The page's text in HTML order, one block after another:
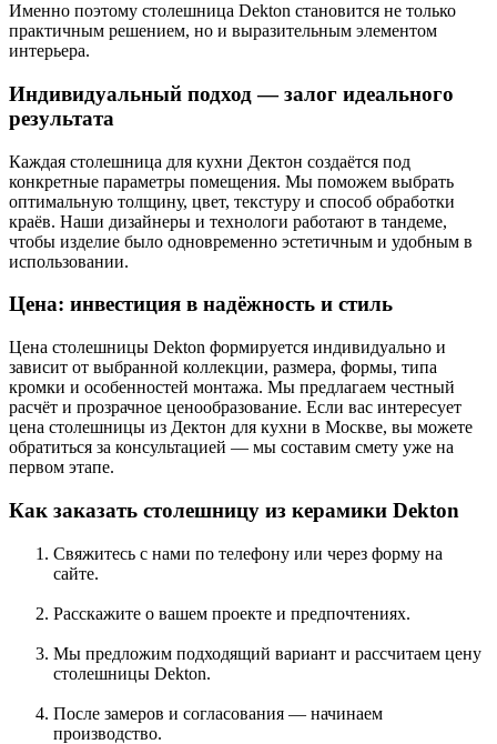
Именно поэтому столешница Dekton становится не только
практичным решением, но и выразительным элементом
интерьера.
Индивидуальный подход — залог идеального
результата
Каждая столешница для кухни Дектон создаётся под
конкретные параметры помещения. Мы поможем выбрать
оптимальную толщину, цвет, текстуру и способ обработки
краёв. Наши дизайнеры и технологи работают в тандеме,
чтобы изделие было одновременно эстетичным и удобным в
использовании.
Цена: инвестиция в надёжность и стиль
Цена столешницы Dekton формируется индивидуально и
зависит от выбранной коллекции, размера, формы, типа
кромки и особенностей монтажа. Мы предлагаем честный
расчёт и прозрачное ценообразование. Если вас интересует
цена столешницы из Дектон для кухни в Москве, вы можете
обратиться за консультацией — мы составим смету уже на
первом этапе.
Как заказать столешницу из керамики Dekton
Свяжитесь с нами по телефону или через форму на
сайте.
Расскажите о вашем проекте и предпочтениях.
Мы предложим подходящий вариант и рассчитаем цену
столешницы Dekton.
После замеров и согласования — начинаем
производство.